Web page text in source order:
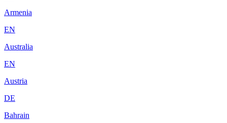
Armenia
EN
Australia
EN
Austria
DE
Bahrain